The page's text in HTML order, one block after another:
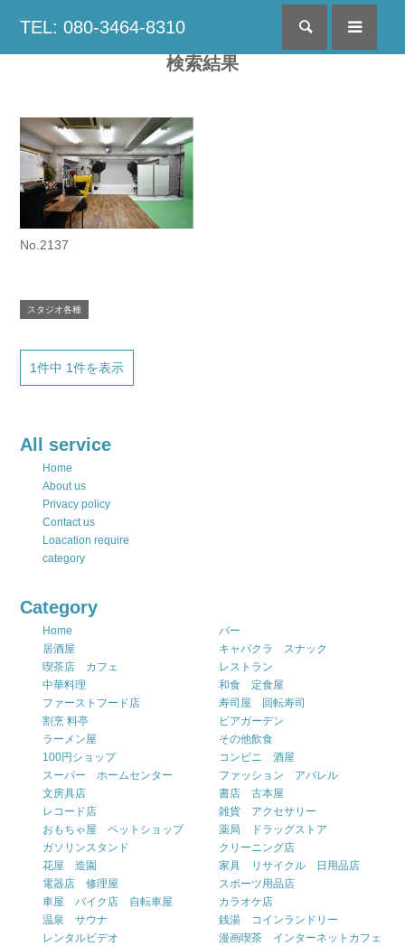
TEL: 080-3464-8310 検索
検索結果
No.2137
スタジオ各種
1件中 1件を表示
All service
Home
About us
Privacy policy
Contact us
Loacation require
category
Category
Home
バー
居酒屋
キャバクラ スナック
喫茶店 カフェ
レストラン
中華料理
和食 定食屋
ファーストフード店
寿司屋 回転寿司
割烹 料亭
ビアガーデン
ラーメン屋
その他飲食
100円ショップ
コンビニ 酒屋
スーパー ホームセンター
ファッション アパレル
文房具店
書店 古本屋
レコード店
雑貨 アクセサリー
おもちゃ屋 ペットショップ
薬局 ドラッグストア
ガソリンスタンド
クリーニング店
花屋 造園
家具 リサイクル 日用品店
電器店 修理屋
スポーツ用品店
車屋 バイク店 自転車屋
カラオケ店
温泉 サウナ
銭湯 コインランドリー
レンタルビデオ
漫画喫茶 インターネットカフェ